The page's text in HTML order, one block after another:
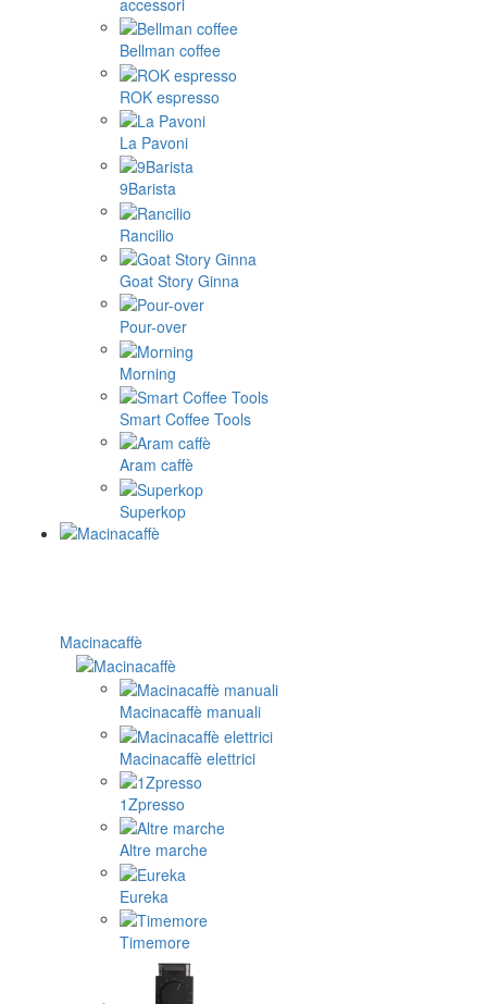
Bellman coffee
ROK espresso
La Pavoni
9Barista
Rancilio
Goat Story Ginna
Pour-over
Morning
Smart Coffee Tools
Aram caffè
Superkop
Macinacaffè
Macinacaffè manuali
Macinacaffè elettrici
1Zpresso
Altre marche
Eureka
Timemore